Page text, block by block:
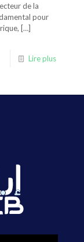
de la
pour
[…]
Lire plus